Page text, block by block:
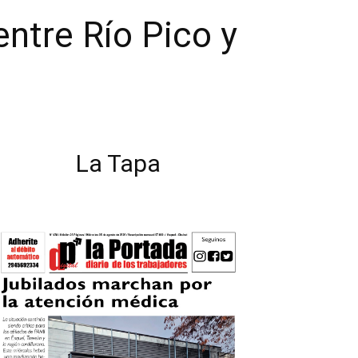
Río Pico y
La Tapa